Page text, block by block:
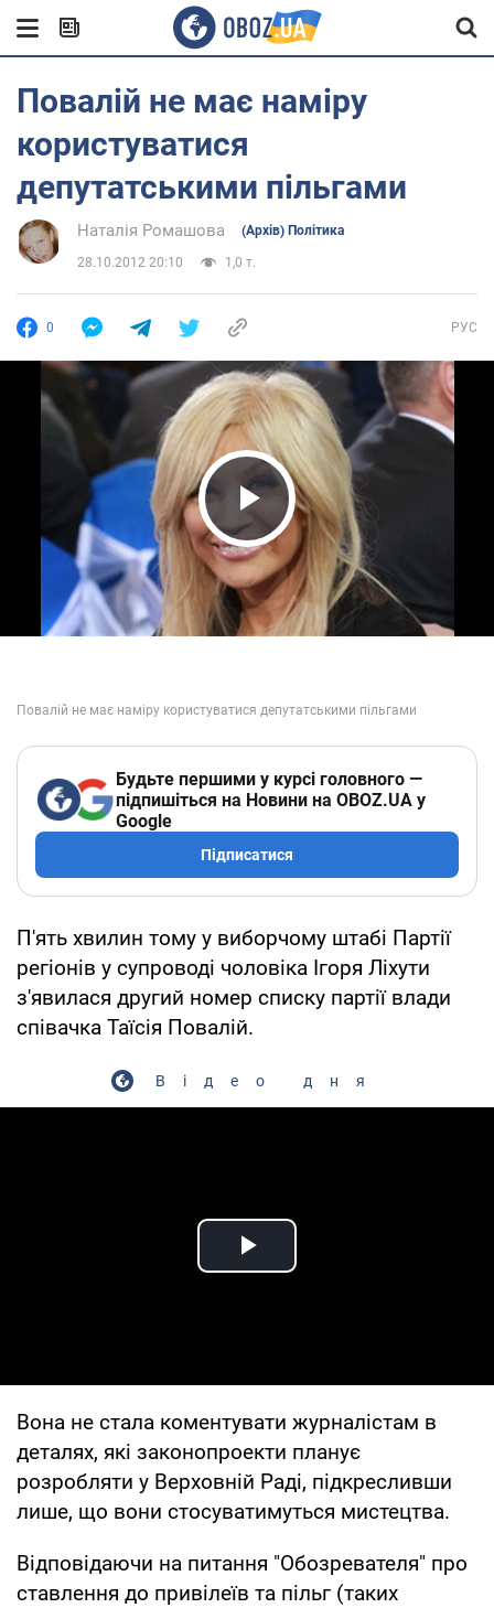
Повалій не має наміру
користуватися
депутатськими пільгами
Наталія Ромашова (Архів) Політика
28.10.2012 20:10 1,0 т.
0 РУС
Play Video
Будьте першими у курсі головного —
підпишіться на Новини на OBOZ.UA у
Google
Підписатися
П'ять хвилин тому у виборчому штабі Партії
регіонів у супроводі чоловіка Ігоря Ліхути
з'явилася другий номер списку партії влади
співачка Таїсія Повалій.
Відео дня
Play Video
Вона не стала коментувати журналістам в
деталях, які законопроекти планує
розробляти у Верховній Раді, підкресливши
лише, що вони стосуватимуться мистецтва.
Відповідаючи на питання "Обозревателя" про
ставлення до привілеїв та пільг (таких